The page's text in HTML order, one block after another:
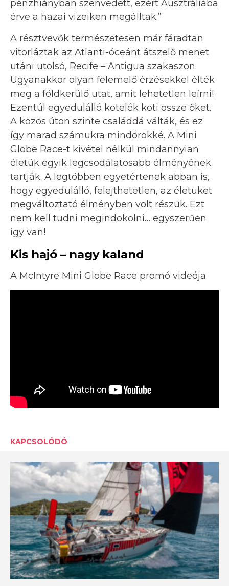
pénzhiányban szenvedett, ezért Ausztráliába
érve a hazai vizeiken megálltak.”
A résztvevők természetesen már fáradtan
vitorláztak az Atlanti-óceánt átszelő menet
utáni utolsó, Recife – Antigua szakaszon.
Ugyanakkor olyan felemelő érzésekkel élték
meg a földkerülő utat, amit lehetetlen leírni!
Ezentúl egyedülálló kötelék köti össze őket.
A közös úton szinte családdá válták, és ez
így marad számukra mindörökké. A Mini
Globe Race-t kivétel nélkül mindannyian
életük egyik legcsodálatosabb élményének
tartják. A legtöbben egyetértenek abban is,
hogy egyedülálló, felejthetetlen, az életüket
megváltoztató élményben volt részük. Ezt
nem kell tudni megindokolni… egyszerűen
így van!
Kis hajó – nagy kaland
A McIntyre Mini Globe Race promó videója
KAPCSOLÓDÓ